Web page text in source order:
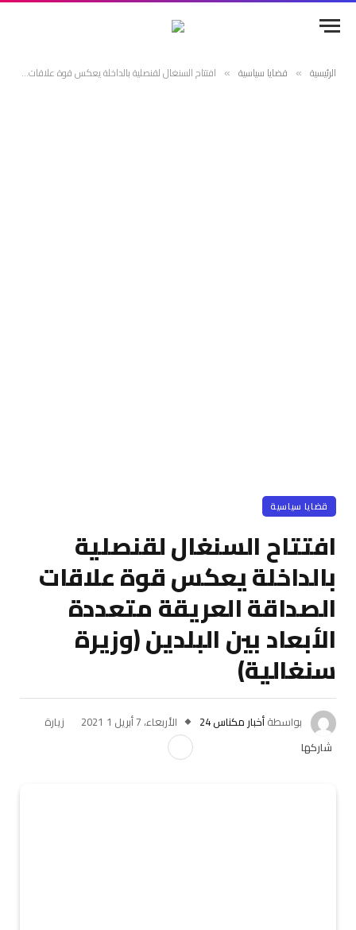
الرئيسية » قضايا سياسية » افتتاح السنغال لقنصلية بالداخلة يعكس قوة علاقات الصداقة العريقة متعددة الأبعاد بين البلدين (وزيرة سنغالية)
قضايا سياسية
افتتاح السنغال لقنصلية
بالداخلة يعكس قوة علاقات
الصداقة العريقة متعددة
الأبعاد بين البلدين (وزيرة
سنغالية)
بواسطةأخبار مكناس 24 الأربعاء، 7 أبريل 2021 1
زيارة
شاركها